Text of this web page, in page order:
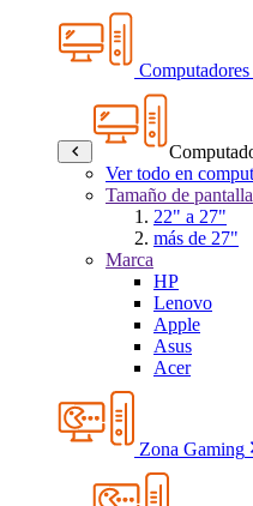
Ver todo en
Tamaño de pantalla
22" a 27"
más de 27"
Marca
HP
Lenovo
Apple
Asus
Acer
Zona Gaming